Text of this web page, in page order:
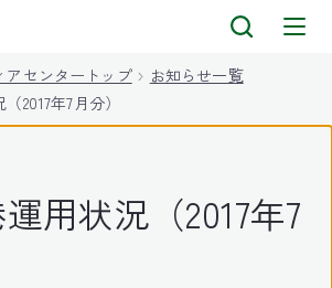
アセンタートップ
お知らせ一覧
2017年7月分）
用状況（2017年7